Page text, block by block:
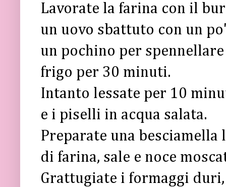
Lavorate la farina con il
un uovo sbattuto con un
un pochino per
frigo per 30 minuti.
Intanto lessate per 10
e i piselli in acqua salata.
Preparate una
di farina, sale e noce
Grattugiate i formaggi